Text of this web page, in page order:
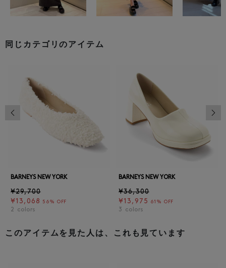
同じカテゴリのアイテム
BARNEYS NEW YORK
¥29,700
¥13,068
56% OFF
2 colors
BARNEYS NEW YORK
¥36,300
¥13,975
61% OFF
3 colors
前の画像
このアイテムを見た人は、これも見ています